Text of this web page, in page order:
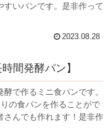
いパンです。是非作って
2023.08.28
間発酵パン】
で作るミニ食パンです。
の食パンを作ることがで
さんでも作れます！是非作